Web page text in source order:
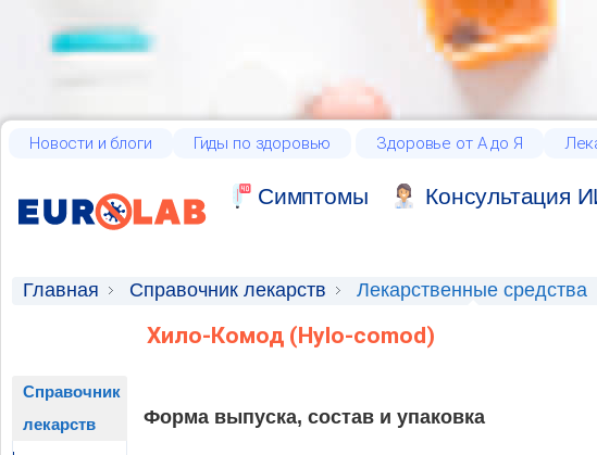
Новости и блоги Гиды по здоровью Здоровье от А до Я
Cимптомы Консультация
Главная Справочник лекарств Лекарственные средства
Справочник
лекарств
Хило-Комод (Hylo-comod)
Форма выпуска, состав и упаковка